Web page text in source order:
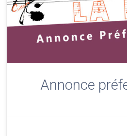
Annonce